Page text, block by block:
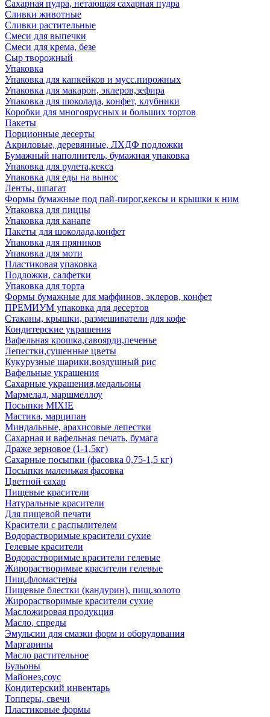
Сахарная пудра, нетающая сахарная пудра
Сливки животные
Сливки растительные
Смеси для выпечки
Смеси для крема, безе
Сыр творожный
Упаковка
Упаковка для капкейков и мусс.пирожных
Упаковка для макарон, эклеров,зефира
Упаковка для шоколада, конфет, клубники
Коробки для многоярусных и больших тортов
Пакеты
Порционные десерты
Акриловые, деревянные, ЛХДФ подложки
Бумажный наполнитель, бумажная упаковка
Упаковка для рулета,кекса
Упаковка для еды на вынос
Ленты, шпагат
Формы бумажные под пай-пирог,кексы и крышки к ним
Упаковка для пиццы
Упаковка для канапе
Пакеты для шоколада,конфет
Упаковка для пряников
Упаковка для моти
Пластиковая упаковка
Подложки, салфетки
Упаковка для торта
Формы бумажные для маффинов, эклеров, конфет
ПРЕМИУМ упаковка для десертов
Стаканы, крышки, размешиватели для кофе
Кондитерские украшения
Вафельная крошка,савоярди,печенье
Лепестки,сушенные цветы
Кукурузные шарики,воздушный рис
Вафельные украшения
Сахарные украшения,медальоны
Мармелад, маршмеллоу
Посыпки MIXIE
Мастика, марципан
Миндальные, арахисовые лепестки
Сахарная и вафельная печать, бумага
Драже зерновое (1-1,5кг)
Сахарные посыпки (фасовка 0,75-1,5 кг)
Посыпки маленькая фасовка
Цветной сахар
Пищевые красители
Натуральные красители
Для пищевой печати
Красители с распылителем
Водорастворимые красители сухие
Гелевые красители
Водорастворимые красители гелевые
Жирорастворимые красители гелевые
Пищ.фломастеры
Пищевые блестки (кандурин), пищ.золото
Жирорастворимые красители сухие
Масложировая продукция
Масло, спреды
Эмульсии для смазки форм и оборудования
Маргарины
Масло растительное
Бульоны
Майонез,соус
Кондитерский инвентарь
Топперы, свечи
Пластиковые формы